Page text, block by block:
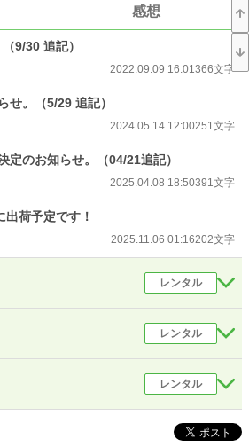
(1,879 位)
pt (1,659 位)
感想
9/30 追記）
2022.09.09 16:01366文字
せ。（5/29 追記）
2024.05.14 12:00251文字
定のお知らせ。（04/21追記）
2025.04.08 18:50391文字
荷予定です！
2025.11.06 01:16202文字
レンタル
レンタル
レンタル